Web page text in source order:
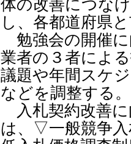
体の改善につな
し、各都道府県
勉強会の開催に
業者の３者によ
議題や年間スケ
などを調整する
入札契約改善に
は、▽一般競争